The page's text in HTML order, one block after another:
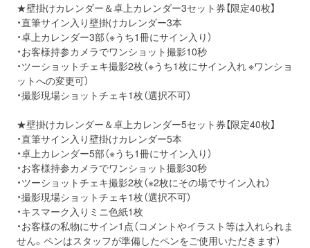
★壁掛けカレンダー＆卓上カレンダー3セット券【限定40枚】
・直筆サイン入り壁掛けカレンダー3本
・卓上カレンダー3部（※うち1冊にサイン入り）
・お客様持参カメラでワンショット撮影10秒
・ツーショットチェキ撮影2枚（※うち1枚にサイン入れ ※ワンショ
ットへの変更可）
・撮影現場ショットチェキ1枚（選択不可）
★壁掛けカレンダー＆卓上カレンダー5セット券【限定40枚】
・直筆サイン入り壁掛けカレンダー5本
・卓上カレンダー5部（※うち1冊にサイン入り）
・お客様持参カメラでワンショット撮影30秒
・ツーショットチェキ撮影2枚（※2枚にその場でサイン入れ）
・撮影現場ショットチェキ1枚（選択不可）
・キスマーク入りミニ色紙1枚
・お客様の私物にサイン1点（コメントやイラスト等は入れられま
せん。ペンはスタッフが準備したペンをご使用いただきます）